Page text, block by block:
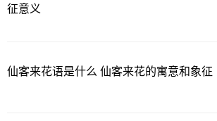
更何况兰花的象征意义还非常好，不仅
现，所以兰花历来都是作为高尚人格的象
幽典雅、沁人肺腑的香味还被誉为是“王者
征意义
仙客来花语是什么 仙客来花的寓意和象征